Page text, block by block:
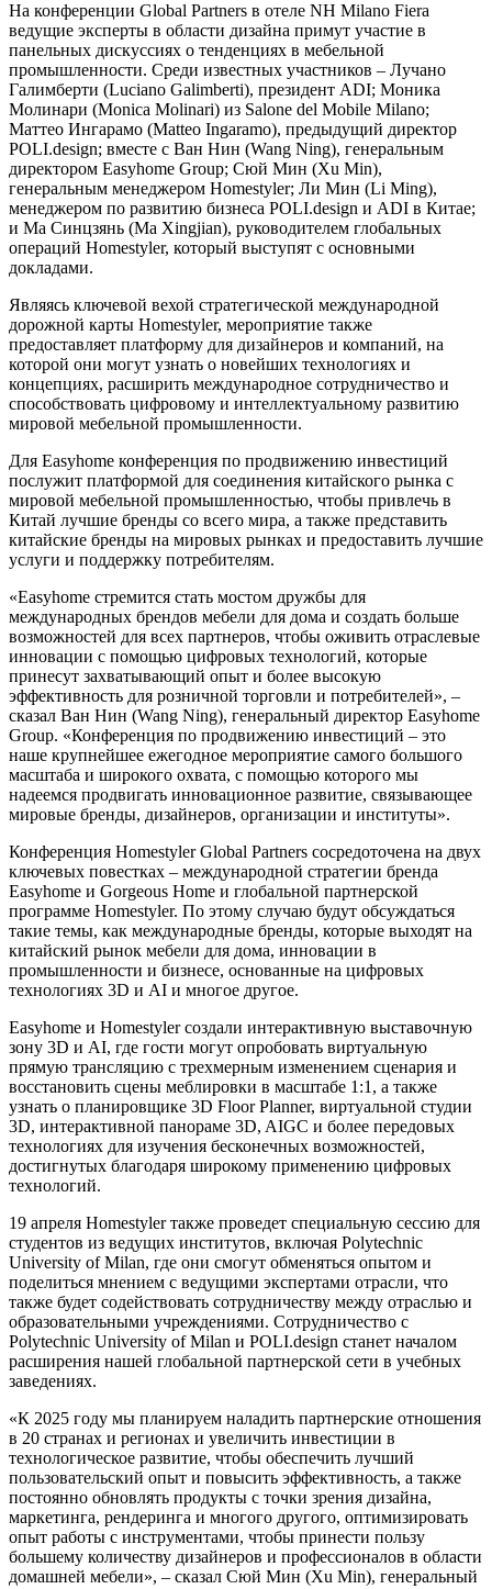
На конференции Global Partners в отеле NH Milano Fiera
ведущие эксперты в области дизайна примут участие в
панельных дискуссиях о тенденциях в мебельной
промышленности. Среди известных участников – Лучано
Галимберти (Luciano Galimberti), президент ADI; Моника
Молинари (Monica Molinari) из Salone del Mobile Milano;
Маттео Ингарамо (Matteo Ingaramo), предыдущий директор
POLI.design; вместе с Ван Нин (Wang Ning), генеральным
директором Easyhome Group; Сюй Мин (Xu Min),
генеральным менеджером Homestyler; Ли Мин (Li Ming),
менеджером по развитию бизнеса POLI.design и ADI в Китае;
и Ма Синцзянь (Ma Xingjian), руководителем глобальных
операций Homestyler, который выступят с основными
докладами.
Являясь ключевой вехой стратегической международной
дорожной карты Homestyler, мероприятие также
предоставляет платформу для дизайнеров и компаний, на
которой они могут узнать о новейших технологиях и
концепциях, расширить международное сотрудничество и
способствовать цифровому и интеллектуальному развитию
мировой мебельной промышленности.
Для Easyhome конференция по продвижению инвестиций
послужит платформой для соединения китайского рынка с
мировой мебельной промышленностью, чтобы привлечь в
Китай лучшие бренды со всего мира, а также представить
китайские бренды на мировых рынках и предоставить лучшие
услуги и поддержку потребителям.
«Easyhome стремится стать мостом дружбы для
международных брендов мебели для дома и создать больше
возможностей для всех партнеров, чтобы оживить отраслевые
инновации с помощью цифровых технологий, которые
принесут захватывающий опыт и более высокую
эффективность для розничной торговли и потребителей», –
сказал Ван Нин (Wang Ning), генеральный директор Easyhome
Group. «Конференция по продвижению инвестиций – это
наше крупнейшее ежегодное мероприятие самого большого
масштаба и широкого охвата, с помощью которого мы
надеемся продвигать инновационное развитие, связывающее
мировые бренды, дизайнеров, организации и институты».
Конференция Homestyler Global Partners сосредоточена на двух
ключевых повестках – международной стратегии бренда
Easyhome и Gorgeous Home и глобальной партнерской
программе Homestyler. По этому случаю будут обсуждаться
такие темы, как международные бренды, которые выходят на
китайский рынок мебели для дома, инновации в
промышленности и бизнесе, основанные на цифровых
технологиях 3D и AI и многое другое.
Easyhome и Homestyler создали интерактивную выставочную
зону 3D и AI, где гости могут опробовать виртуальную
прямую трансляцию с трехмерным изменением сценария и
восстановить сцены меблировки в масштабе 1:1, а также
узнать о планировщике 3D Floor Planner, виртуальной студии
3D, интерактивной панораме 3D, AIGC и более передовых
технологиях для изучения бесконечных возможностей,
достигнутых благодаря широкому применению цифровых
технологий.
19 апреля Homestyler также проведет специальную сессию для
студентов из ведущих институтов, включая Polytechnic
University of Milan, где они смогут обменяться опытом и
поделиться мнением с ведущими экспертами отрасли, что
также будет содействовать сотрудничеству между отраслью и
образовательными учреждениями. Сотрудничество с
Polytechnic University of Milan и POLI.design станет началом
расширения нашей глобальной партнерской сети в учебных
заведениях.
«К 2025 году мы планируем наладить партнерские отношения
в 20 странах и регионах и увеличить инвестиции в
технологическое развитие, чтобы обеспечить лучший
пользовательский опыт и повысить эффективность, а также
постоянно обновлять продукты с точки зрения дизайна,
маркетинга, рендеринга и многого другого, оптимизировать
опыт работы с инструментами, чтобы принести пользу
большему количеству дизайнеров и профессионалов в области
домашней мебели», – сказал Сюй Мин (Xu Min), генеральный